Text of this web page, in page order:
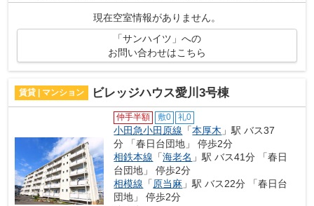
ット非公開の物件からもお探し致します‼ ...
現在空室情報がありません。
「サンハイツ」への
お問い合わせはこちら
賃貸 | マンション ビレッジハウス愛川3号棟
仲手半額 敷0 礼0
小田急小田原線 「本厚木 」駅 バス37
分 「春日台団地」 停歩2分
相鉄本線 「海老名 」駅 バス41分 「春日
台団地」 停歩2分
相模線 「原当麻 」駅 バス22分 「春日台
団地」 停歩2分